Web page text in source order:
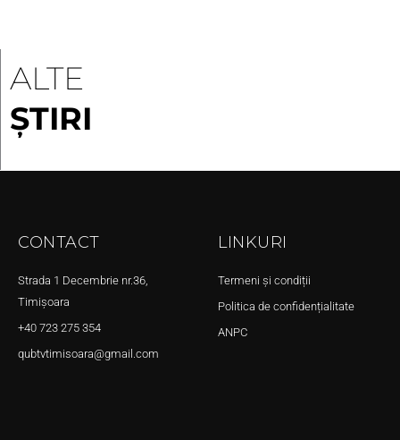
ALTE
ȘTIRI
CONTACT
Strada 1 Decembrie nr.36,
Timișoara
+40 723 275 354
qubtvtimisoara@gmail.com
LINKURI
Termeni și condiții
Politica de confidențialitate
ANPC